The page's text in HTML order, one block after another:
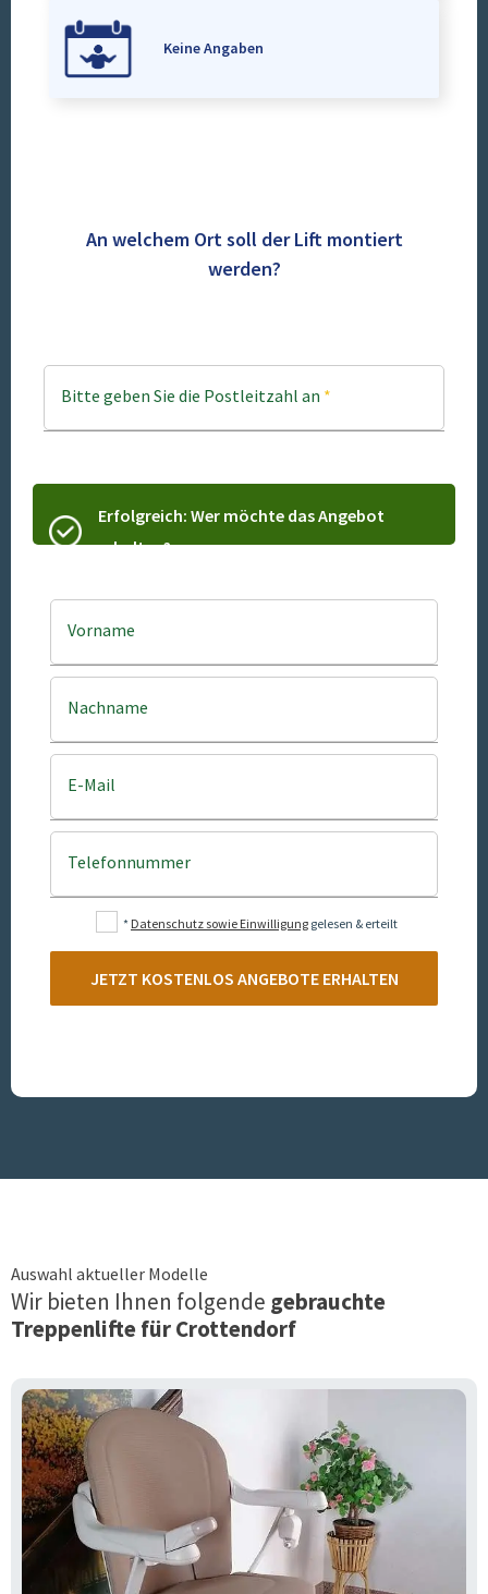
Keine Angaben
An welchem Ort soll der Lift montiert
werden?
Bitte geben Sie die Postleitzahl an *
Erfolgreich: Wer möchte das Angebot
erhalten?
Vorname
Nachname
E-Mail
Telefonnummer
* Datenschutz sowie Einwilligung gelesen & erteilt
JETZT KOSTENLOS ANGEBOTE ERHALTEN
Auswahl aktueller Modelle
Wir bieten Ihnen folgende gebrauchte
Treppenlifte fürCrottendorf